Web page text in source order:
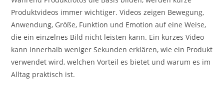
Produktvideos immer wichtiger. Videos zeigen Bewegung,
Anwendung, Größe, Funktion und Emotion auf eine Weise,
die ein einzelnes Bild nicht leisten kann. Ein kurzes Video
kann innerhalb weniger Sekunden erklären, wie ein Produkt
verwendet wird, welchen Vorteil es bietet und warum es im
Alltag praktisch ist.